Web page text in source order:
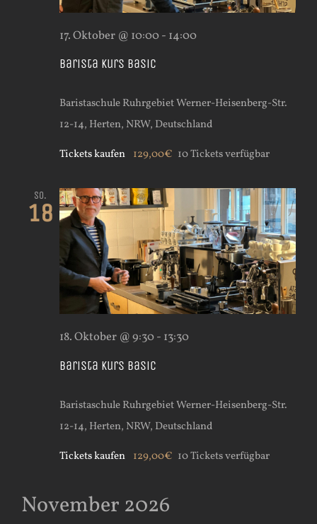
Barista Kurs Basic
17. Oktober @ 10:00- 14:00
Baristaschule RuhrgebietWerner-Heisenberg-Str.
12-14, Herten, NRW, Deutschland
Tickets kaufen 129,00€ 10 Tickets verfügbar
So.
18
Barista Kurs Basic
18. Oktober @ 9:30- 13:30
Baristaschule RuhrgebietWerner-Heisenberg-Str.
12-14, Herten, NRW, Deutschland
Tickets kaufen 129,00€ 10 Tickets verfügbar
November 2026